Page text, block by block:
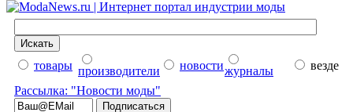
товары производители новостижурналы
везде
Рассылка: "Новости моды"